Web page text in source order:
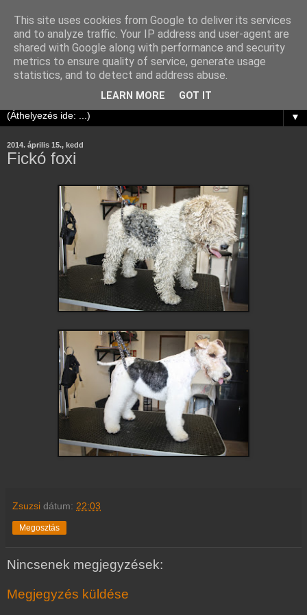
Kutyafodraszat.Hu
Kutyakozmetika Budapesten, a IV. kerületben,
Káposztásmegyeren
▼
2014. április 15., kedd
Fickó foxi
Zsuzsi dátum: 22:03
Megosztás
Nincsenek megjegyzések:
Megjegyzés küldése
This site uses cookies from Google to deliver its services
and to analyze traffic. Your IP address and user-agent are
shared with Google along with performance and security
metrics to ensure quality of service, generate usage
statistics, and to detect and address abuse.
LEARN MORE GOT IT